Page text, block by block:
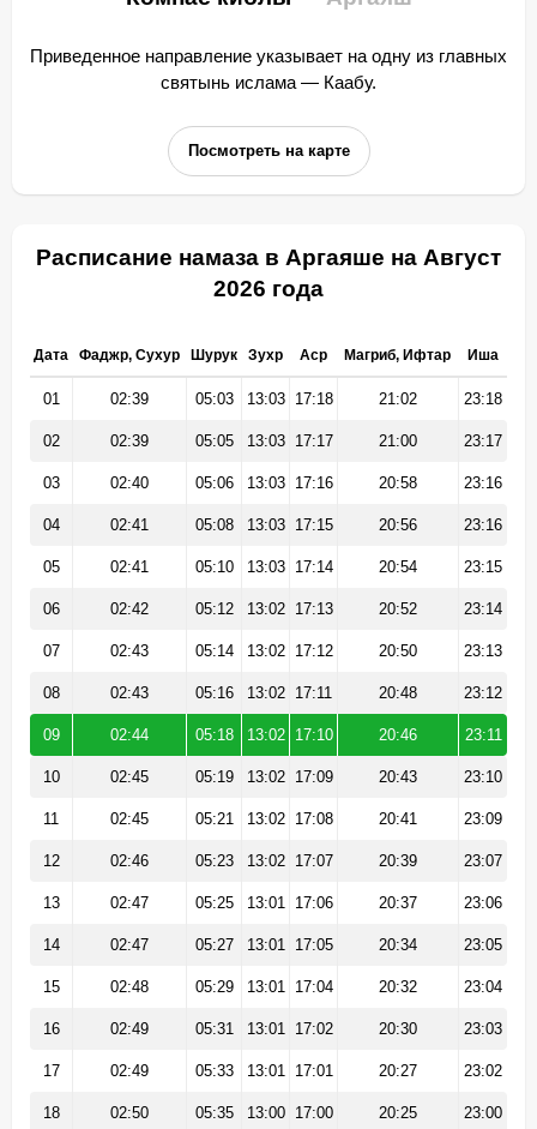
Приведенное направление указывает на одну из главных
святынь ислама — Каабу.
Посмотреть на карте
Расписание намаза в Аргаяше на Август
2026 года
Дата Фаджр, Сухур Шурук Зухр Аср Магриб, Ифтар Иша
01 02:39 05:03 13:03 17:18 21:02 23:18
02 02:39 05:05 13:03 17:17 21:00 23:17
03 02:40 05:06 13:03 17:16 20:58 23:16
04 02:41 05:08 13:03 17:15 20:56 23:16
05 02:41 05:10 13:03 17:14 20:54 23:15
06 02:42 05:12 13:02 17:13 20:52 23:14
07 02:43 05:14 13:02 17:12 20:50 23:13
08 02:43 05:16 13:02 17:11 20:48 23:12
09 02:44 05:18 13:02 17:10 20:46 23:11
10 02:45 05:19 13:02 17:09 20:43 23:10
11 02:45 05:21 13:02 17:08 20:41 23:09
12 02:46 05:23 13:02 17:07 20:39 23:07
13 02:47 05:25 13:01 17:06 20:37 23:06
14 02:47 05:27 13:01 17:05 20:34 23:05
15 02:48 05:29 13:01 17:04 20:32 23:04
16 02:49 05:31 13:01 17:02 20:30 23:03
17 02:49 05:33 13:01 17:01 20:27 23:02
18 02:50 05:35 13:00 17:00 20:25 23:00